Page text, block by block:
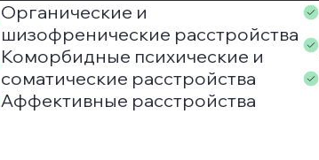
Органические и
шизофренические расстройства
Коморбидные психические и
соматические расстройства
Аффективные расстройства